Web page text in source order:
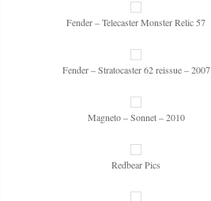
Fender – Telecaster Monster Relic 57
Fender – Stratocaster 62 reissue – 2007
Magneto – Sonnet – 2010
Redbear Pics